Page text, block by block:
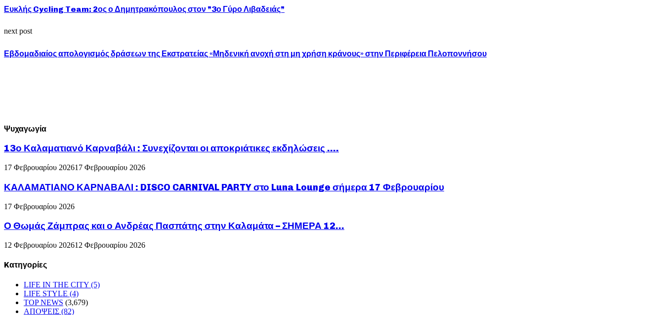
Ευκλής Cycling Team: 2ος ο Δημητρακόπουλος στον ”3ο Γύρο Λιβαδειάς”
next post
Εβδομαδιαίος απολογισμός δράσεων της Εκστρατείας «Μηδενική ανοχή στη μη χρήση κράνους» στην Περιφέρεια Πελοποννήσου
Ψυχαγωγία
13ο Καλαματιανό Καρναβάλι : Συνεχίζονται οι αποκριάτικες εκδηλώσεις ….
17 Φεβρουαρίου 202617 Φεβρουαρίου 2026
ΚΑΛΑΜΑΤΙΑΝΟ ΚΑΡΝΑΒΑΛΙ : DISCO CARNIVAL PARTY στο Luna Lounge σήμερα 17 Φεβρουαρίου
17 Φεβρουαρίου 2026
Ο Θωμάς Ζάμπρας και ο Ανδρέας Πασπάτης στην Καλαμάτα – ΣΗΜΕΡΑ 12...
12 Φεβρουαρίου 202612 Φεβρουαρίου 2026
Kατηγορίες
LIFE IN THE CITY (5)
LIFE STYLE (4)
TOP NEWS (3,679)
ΑΠΟΨΕΙΣ (82)